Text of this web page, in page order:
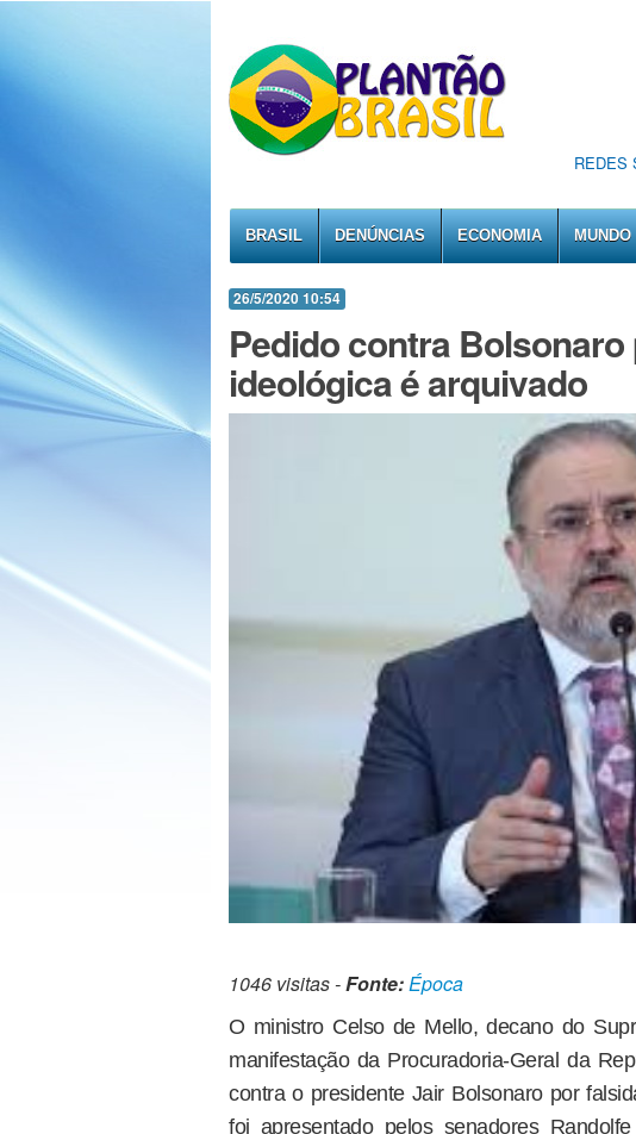
REDES
BRASIL DENÚNCIAS ECONOMIA MUNDO
26/5/2020 10:54
Pedido contra
ideológica é arquivado
1046 visitas -Fonte:Época
O ministro Celso de Mello, decano do
manifestação da Procuradoria-Geral da
contra o presidente Jair Bolsonaro por
foi apresentado pelos senadores